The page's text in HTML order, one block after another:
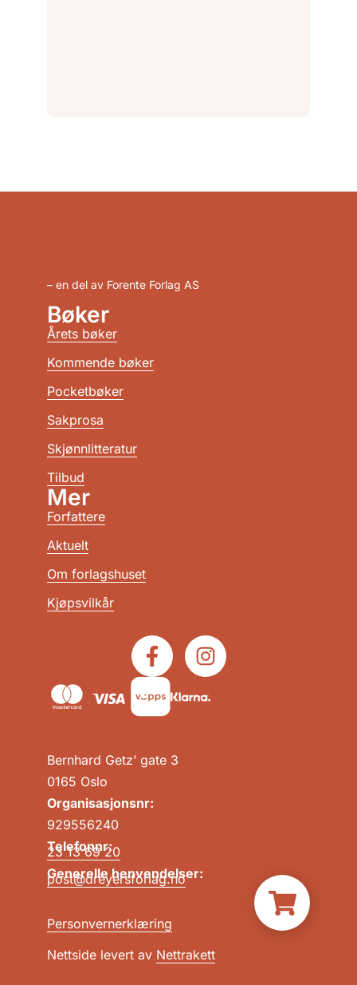
– en del av Forente Forlag AS
Bernhard Getz’ gate 3
0165 Oslo
Organisasjonsnr:
929556240
Telefonnr:
23 13 69 20
Generelle henvendelser:
post@dreyersforlag.no
Personvernerklæring
Nettside levert av Nettrakett
Bøker
Årets bøker
Kommende bøker
Pocketbøker
Sakprosa
Skjønnlitteratur
Tilbud
Mer
Forfattere
Aktuelt
Om forlagshuset
Kjøpsvilkår